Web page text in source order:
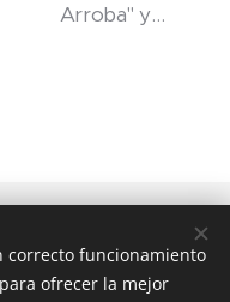
Arroba" y
reservados.
correcto funcionamiento
ofrecer la mejor